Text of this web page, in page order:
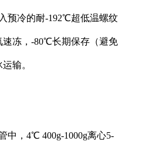
预冷的耐-192℃超低温螺纹
速冻，-80℃长期保存（避免
输。
中，4℃ 400g-1000g离心5-